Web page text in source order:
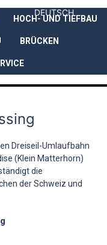
DEUTSCH
LEISTUNGEN
HOCH- UND TIEFBAU
BRÜCKEN
Dreiseil-Umlaufbahn
(Klein Matterhorn)
die
der Schweiz und